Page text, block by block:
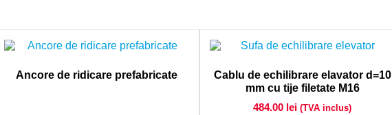
Ancore de ridicare prefabricate
Cablu de echilibrare elavator d=10
mm cu tije filetate M16
484.00 lei (TVA inclus)